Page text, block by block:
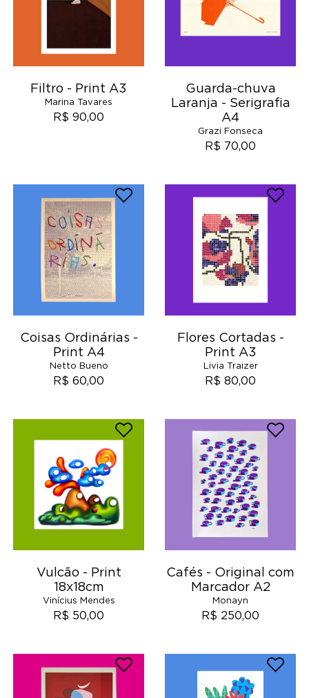
Filtro - Print A3
Marina Tavares
R$ 90,00
Guarda-chuva
Laranja - Serigrafia
A4
Grazi Fonseca
R$ 70,00
Coisas Ordinárias -
Print A4
Netto Bueno
R$ 60,00
Flores Cortadas -
Print A3
Livia Traizer
R$ 80,00
Vulcão - Print
18x18cm
Vinícius Mendes
R$ 50,00
Cafés - Original com
Marcador A2
Monayn
R$ 250,00